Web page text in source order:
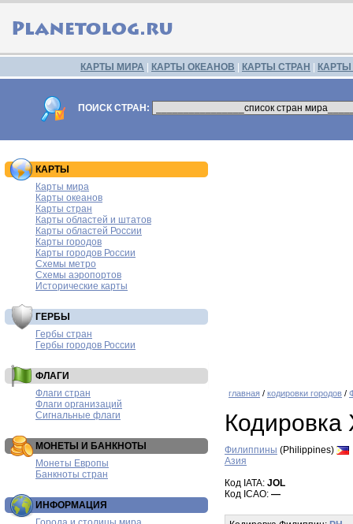
КАРТЫ МИРА КАРТЫ ОКЕАНОВ КАРТЫ СТРАН
ПОИСК СТРАН:
КАРТЫ
Карты мира
Карты океанов
Карты стран
Карты областей и штатов
Карты областей России
Карты городов
Карты городов России
Схемы метро
Схемы аэропортов
Исторические карты
ГЕРБЫ
Гербы стран
Гербы городов России
ФЛАГИ
Флаги стран
Флаги организаций
Сигнальные флаги
МОНЕТЫ И БАНКНОТЫ
Монеты Европы
Банкноты стран
ИНФОРМАЦИЯ
главная / кодировки городов /
Кодировка
Филиппины (Philippines)
Азия
Код IATA: JOL
Код ICAO: —